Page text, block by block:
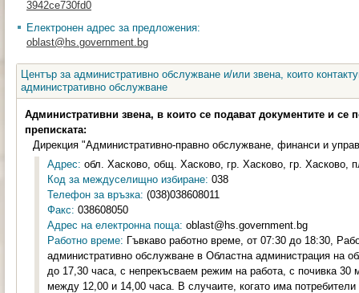
3942ce730fd0
Електронен адрес за предложения:
oblast@hs.government.bg
Център за административно обслужване и/или звена, които
административно обслужване
Административни звена, в които се подават документите и се
преписката:
Дирекция "Административно-правно обслужване, финанси и
Адрес: обл. Хасково, общ. Хасково, гр. Хасково, гр.
Код за междуселищно избиране: 038
Телефон за връзка: (038)038608011
Факс: 038608050
Адрес на електронна поща: oblast@hs.government.bg
Работно време: Гъвкаво работно време, от 07:30 до 18:30,
административно обслужване в Областна администрация на
до 17,30 часа, с непрекъсваем режим на работа, с почивка 30
между 12,00 и 14,00 часа. В случаите, когато има